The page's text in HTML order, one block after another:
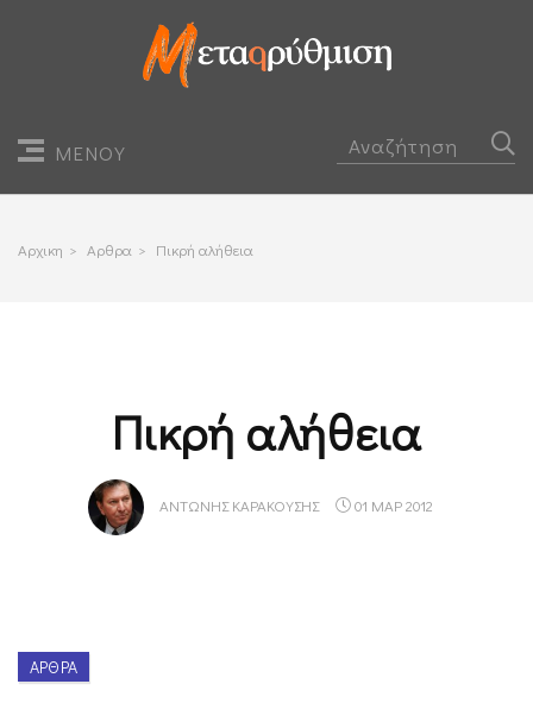
ΜΕΝΟΥ
Αρχικη > Αρθρα > Πικρή αλήθεια
Πικρή αλήθεια
ΑΝΤΏΝΗΣ ΚΑΡΑΚΟΎΣΗΣ 01 ΜΑΡ 2012
ΆΡΘΡΑ